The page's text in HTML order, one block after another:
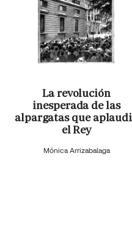
La revolución
inesperada de las
alpargatas que
el Rey
Mónica Arrizabalaga